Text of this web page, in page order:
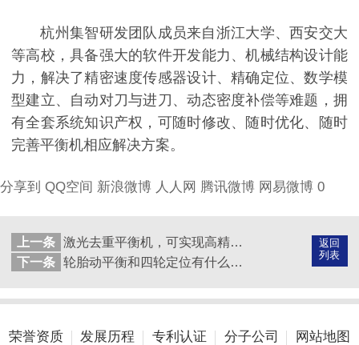
杭州集智研发团队成员来自浙江大学、西安交大
等高校，具备强大的软件开发能力、机械结构设计能
力，解决了精密速度传感器设计、精确定位、数学模
型建立、自动对刀与进刀、动态密度补偿等难题，拥
有全套系统知识产权，可随时修改、随时优化、随时
完善平衡机相应解决方案。
分享到 QQ空间 新浪微博 人人网 腾讯微博 网易微博 0
返回
列表
上一条
激光去重平衡机，可实现高精度动平衡测量
下一条
轮胎动平衡和四轮定位有什么区别？
荣誉资质 发展历程 专利认证 分子公司 网站地图